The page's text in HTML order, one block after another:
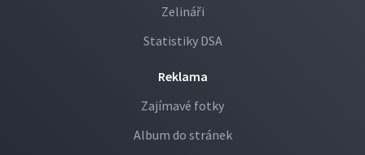
Zelináři
Statistiky DSA
Reklama
Zajímavé fotky
Album do stránek